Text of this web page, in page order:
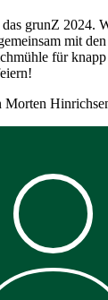
grunZ 2024.
mit
für
Morten